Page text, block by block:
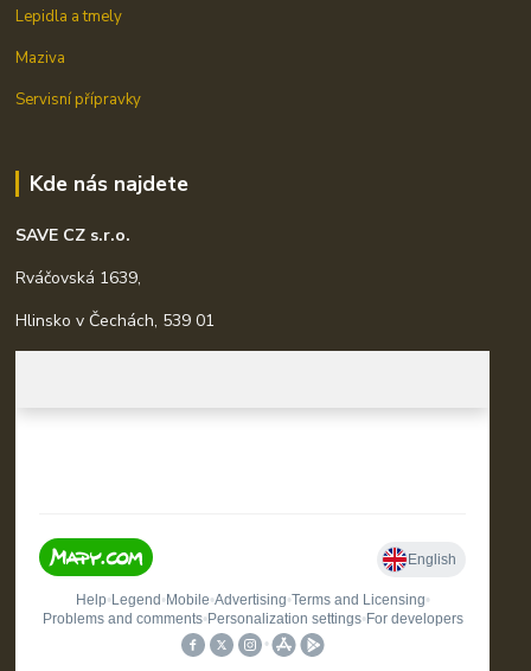
Lepidla a tmely
Maziva
Servisní přípravky
Kde nás najdete
SAVE CZ s.r.o.
Rváčovská 1639,
Hlinsko v Čechách, 539 01